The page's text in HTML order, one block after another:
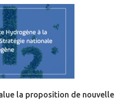
la proposition de nouvelle